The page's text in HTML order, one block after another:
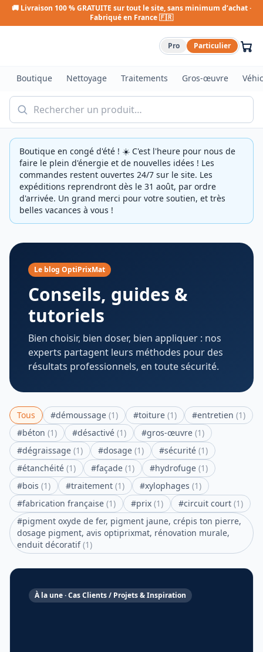
🚚 Livraison 100 % GRATUITE sur tout le site, sans minimum d’achat ·
Fabriqué en France 🇫🇷
Pro Particulier
Boutique Nettoyage Traitements Gros-œuvre
Boutique en congé d'été ! ☀️ C'est l'heure pour nous de
faire le plein d'énergie et de nouvelles idées ! Les
commandes restent ouvertes 24/7 sur le site. Les
expéditions reprendront dès le 31 août, par ordre
d'arrivée. Un grand merci pour votre soutien, et très
belles vacances à vous !
Le blog OptiPrixMat
Conseils, guides &
tutoriels
Bien choisir, bien doser, bien appliquer : nos
experts partagent leurs méthodes pour des
résultats professionnels, en toute sécurité.
Tous #démoussage (1) #toiture (1) #entretien (1)
#béton (1) #désactivé (1) #gros-œuvre (1)
#dégraissage (1) #dosage (1) #sécurité (1)
#étanchéité (1) #façade (1) #hydrofuge (1)
#bois (1) #traitement (1) #xylophages (1)
#fabrication française (1) #prix (1) #circuit court (1)
#pigment oxyde de fer, pigment jaune, crépis ton pierre,
dosage pigment, avis optiprixmat, rénovation murale,
enduit décoratif (1)
À la une ·Cas Clients / Projets & Inspiration